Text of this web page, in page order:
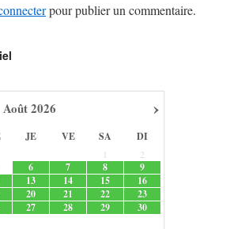
pour publier un commentaire.
›
Août2026
JE VE SA DI
1
2
6 7 8
9
13 14 15
16
20 21 22
23
27 28 29
30